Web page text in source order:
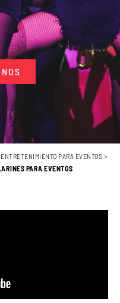
ENTRETENIMIENTO PARA EVENTOS >
PARA EVENTOS